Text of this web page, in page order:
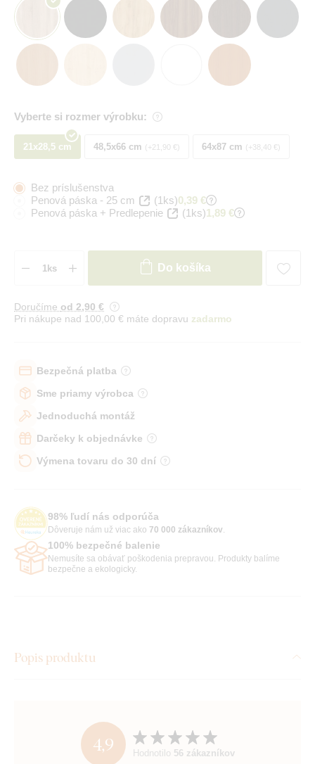
Vyberte si rozmer výrobku:
21x28,5 cm 48,5x66 cm +21,90 € 64x87 cm +38,40 €
Bez príslušenstva
Penová páska - 25 cm
(1ks)0,39 €
Penová páska + Predlepenie
(1ks)1,89 €
Do košíka
Doručíme od 2,90 €
Pri nákupe nad 100,00 € máte dopravu zadarmo
Bezpečná platba
Sme priamy výrobca
Jednoduchá montáž
Darčeky k objednávke
Výmena tovaru do 30 dní
98% ľudí nás odporúča
Dôveruje nám už viac ako 70 000 zákazníkov.
100% bezpečné balenie
Nemusíte sa obávať poškodenia prepravou. Produkty balíme
bezpečne a ekologicky.
Popis produktu
4,9 Hodnotilo 56 zákazníkov